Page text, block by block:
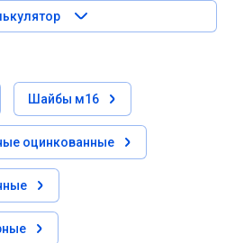
Шайбы м16
оцинкованные